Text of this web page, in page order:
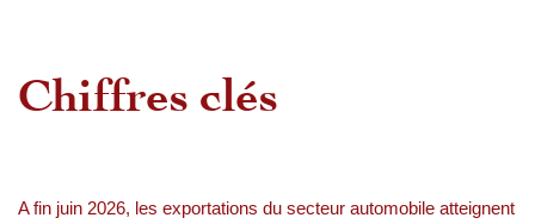
Chiffres clés
A fin juin 2026, les exportations du secteur automobile atteignent